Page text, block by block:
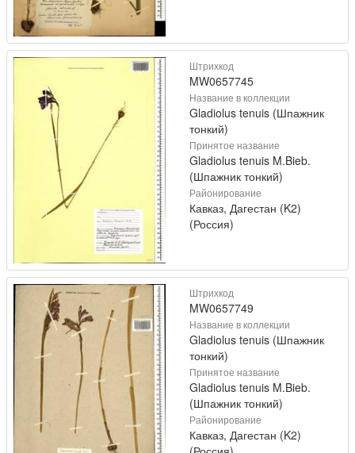
Штрихкод
MW0657745
Название в коллекции
Gladiolus tenuis (Шпажник
тонкий)
Принятое название
Gladiolus tenuis M.Bieb.
(Шпажник тонкий)
Районирование
Кавказ, Дагестан (K2)
(Россия)
Штрихкод
MW0657749
Название в коллекции
Gladiolus tenuis (Шпажник
тонкий)
Принятое название
Gladiolus tenuis M.Bieb.
(Шпажник тонкий)
Районирование
Кавказ, Дагестан (K2)